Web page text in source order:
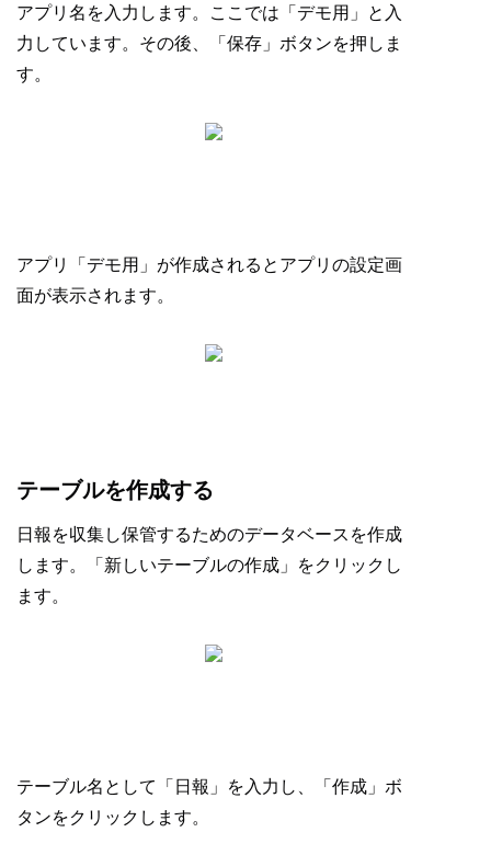
アプリ名を入力します。ここでは「デモ用」と入
力しています。その後、「保存」ボタンを押しま
す。
アプリ「デモ用」が作成されるとアプリの設定画
面が表示されます。
テーブルを作成する
日報を収集し保管するためのデータベースを作成
します。「新しいテーブルの作成」をクリックし
ます。
テーブル名として「日報」を入力し、「作成」ボ
タンをクリックします。